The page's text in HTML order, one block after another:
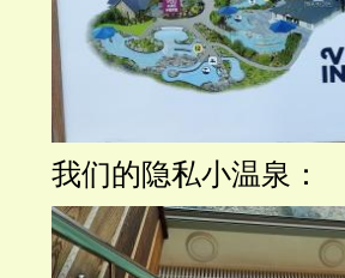
我们的隐私小温泉：